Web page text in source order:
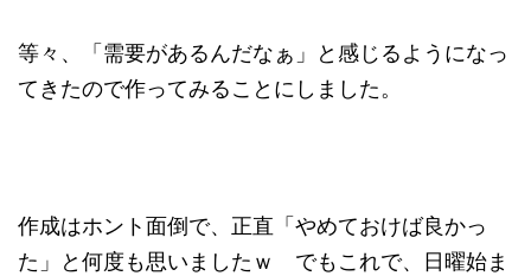
等々、「需要があるんだなぁ」と感じるようになっ
てきたので作ってみることにしました。
作成はホント面倒で、正直「やめておけば良かっ
た」と何度も思いましたｗ でもこれで、日曜始ま